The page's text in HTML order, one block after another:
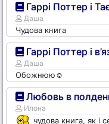
Гаррі Поттер і
Даша
Чудова книга
Гаррі Поттер і
Даша
Обожнюю☺️
Любовь в
Илона
чудова книга, як і